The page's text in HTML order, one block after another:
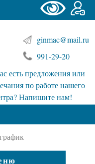
ginmac@mail.ru
991-29-20
есть предложения или
по работе нашего
Напишите нам!